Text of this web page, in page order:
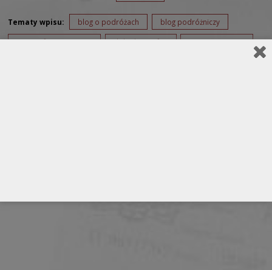
Tematy wpisu: blog o podróżach blog podróżniczy
cena safari w Tanzanii dokąd na safari jezioro Manyara